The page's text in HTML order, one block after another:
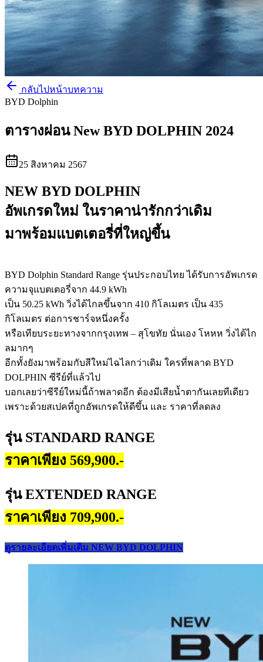
กลับไปหน้าบทความ
BYD Dolphin
ตารางผ่อน New BYD DOLPHIN 2024
25 สิงหาคม 2567
NEW BYD DOLPHIN
อัพเกรดใหม่ ในราคาน่ารักกว่าเดิม
มาพร้อมแบตเตอรี่ที่ใหญ่ขึ้น
BYD Dolphin Standard Range รุ่นประกอบไทย ได้รับการอัพเกรด
ความจุแบตเตอรี่จาก 44.9 kWh
เป็น 50.25 kWh วิ่งได้ไกลขึ้นจาก 410 กิโลเมตร เป็น 435
กิโลเมตร ต่อการชาร์จหนึ่งครั้ง
หรือเทียบระยะทางจากกรุงเทพ – สุโขทัย นั่นเอง โหหห วิ่งได้ไก
ลมากๆ
อีกทั้งยังมาพร้อมกับสีใหม่ไฉไลกว่าเดิม ใครที่พลาด BYD
DOLPHIN ซีรีย์ที่แล้วไป
บอกเลยว่าซีรีย์ใหม่นี้ถ้าพลาดอีก ต้องมีเสียน้ำตากันเลยทีเดียว
เพราะด้วยสเปคที่ถูกอัพเกรดให้ดีขึ้น และ ราคาที่ลดลง
รุ่น STANDARD RANGE
ราคาเพียง 569,900.-
รุ่น EXTENDED RANGE
ราคาเพียง 709,900.-
ดูรายละเอียดเพิ่มเติม NEW BYD DOLPHIN